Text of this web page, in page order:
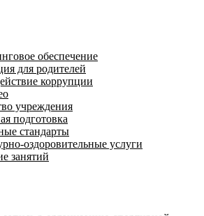
обеспечение
для родителей
коррупции
учреждения
подготовка
стандарты
оздоровительные услуги
занятий